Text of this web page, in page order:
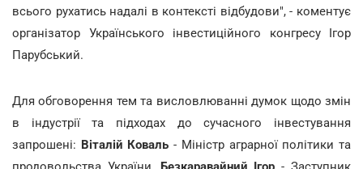
всього рухатись надалі в контексті відбудови", - коментує
організатор Українського інвестиційного конгресу Ігор
Парубський.
Для обговорення тем та висловлюванні думок щодо змін
в індустрії та підходах до сучасного інвестування
запрошені: Віталій Коваль - Міністр аграрної політики та